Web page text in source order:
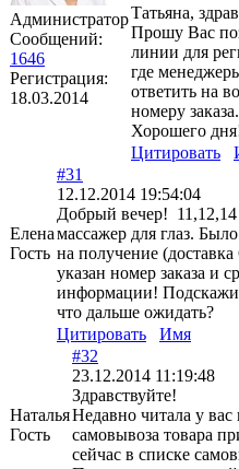
Администратор
Сообщений:
1646
Регистрация:
18.03.2014
Татьяна,
Прошу Вас
линии для
где
ответить на
номеру заказа.
Хорошего
Цитировать
Елена
Гость
#31
12.12.2014 19:54:04
Добрый вечер! 11,12,14
массажер для глаз.
на получение
указан номер заказа и
информации!
что дальше ожидать?
Цитировать
Имя
Наталья
Гость
#32
23.12.2014 11:19:48
Здравствуйте!
Недавно читала у
самовывоза товара
сейчас в списке